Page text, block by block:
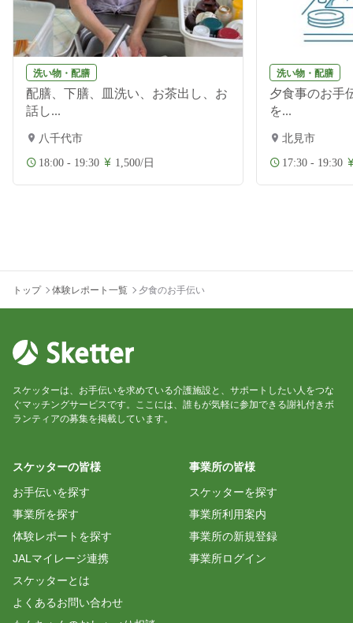
洗い物・配膳
配膳、下膳、皿洗い、お茶出し、お
話し...
八千代市
18:00 - 19:30 1,500/日
洗い物・配膳
夕食事のお手
を...
北見市
17:30 - 19:30
トップ 体験レポート一覧 夕食のお手伝い
スケッターは、お手伝いを求めている介護施設と、サポートしたい人をつな
ぐマッチングサービスです。ここには、誰もが気軽に参加できる謝礼付きボ
ランティアの募集を掲載しています。
スケッターの皆様
お手伝いを探す
事業所を探す
体験レポートを探す
JALマイレージ連携
スケッターとは
よくあるお問い合わせ
事業所の皆様
スケッターを探す
事業所利用案内
事業所の新規登録
事業所ログイン